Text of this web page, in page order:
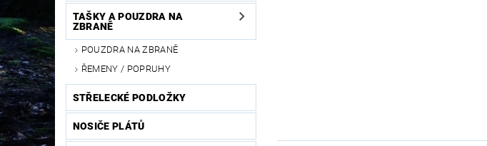
TAŠKY A POUZDRA NA
ZBRANĚ
POUZDRA NA ZBRANĚ
ŘEMENY / POPRUHY
STŘELECKÉ PODLOŽKY
NOSIČE PLÁTŮ